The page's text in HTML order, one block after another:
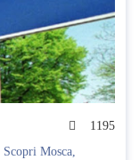
1195
Scopri Mosca,